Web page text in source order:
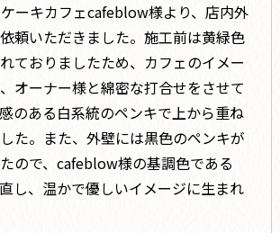
ーキカフェcafeblow様より、店内外
頼いただきました。施工前は黄緑色
ておりましたため、カフェのイメー
オーナー様と綿密な打合せをさせて
のある白系統のペンキで上から重ね
た。また、外壁には黒色のペンキが
ので、cafeblow様の基調色である
し、温かで優しいイメージに生まれ